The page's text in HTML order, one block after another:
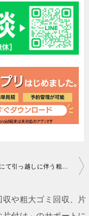
新座市にて引っ越しに伴う粗大ごみの回収処分のご依頼 お客様の声
や粗大ゴミ回収、片